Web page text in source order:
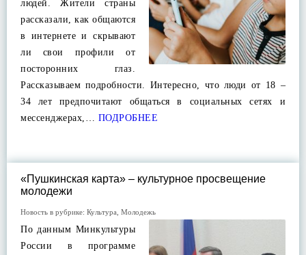
людей. Жители страны
рассказали, как общаются
в интернете и скрывают
ли свои профили от
посторонних глаз.
Рассказываем подробности. Интересно, что люди от 18 –
34 лет предпочитают общаться в социальных сетях и
мессенджерах,… ПОДРОБНЕЕ
«Пушкинская карта» – культурное просвещение
молодежи
Новость в рубрике: Культура Молодежь
По данным Минкультуры
России в программе